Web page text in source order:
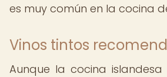
es muy común en la cocina
Vinos tintos
Aunque la cocina